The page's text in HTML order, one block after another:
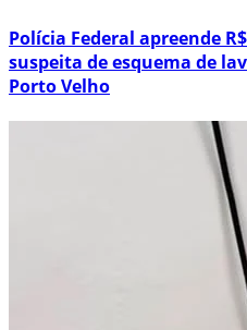
Polícia Federal apreende
suspeita de esquema de
Porto Velho